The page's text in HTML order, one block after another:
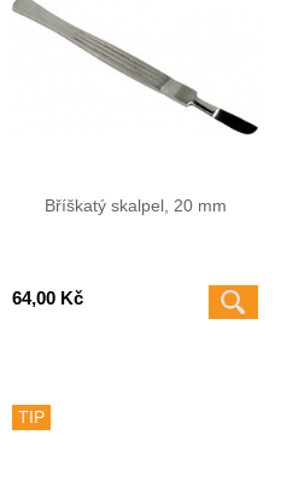
Bříškatý skalpel, 20 mm
64,00 Kč
TIP